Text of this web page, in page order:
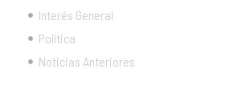
Interés General
Política
Noticias Anteriores